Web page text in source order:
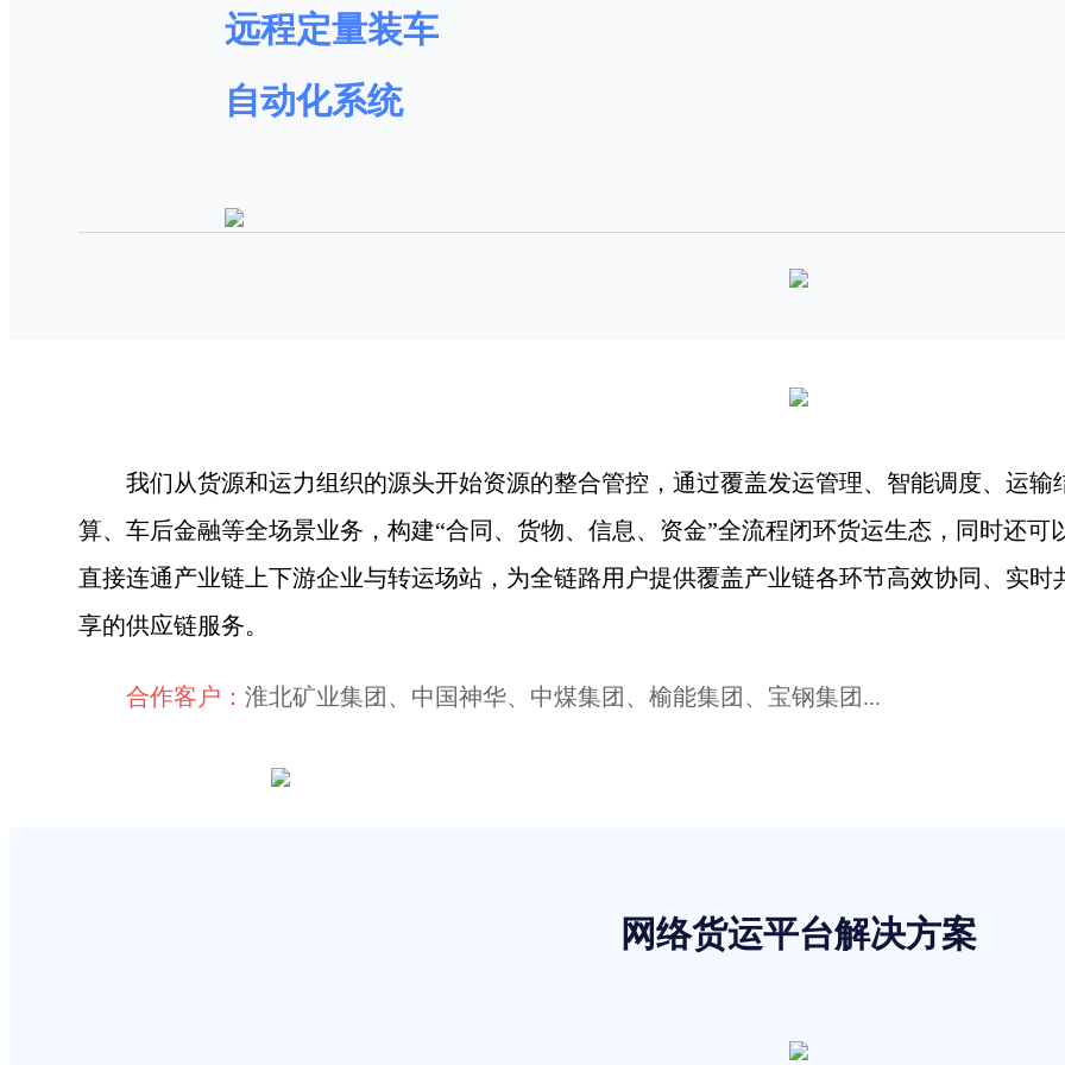
远程定量装车
自动化系统
我们从货源和运力组织的源头开始资源的整合管控，通过覆盖发运管理、智能调度、运输
算、车后金融等全场景业务，构建“合同、货物、信息、资金”全流程闭环货运生态，同时还可
直接连通产业链上下游企业与转运场站，为全链路用户提供覆盖产业链各环节高效协同、实时
享的供应链服务。
合作客户： 淮北矿业集团、中国神华、中煤集团、榆能集团、宝钢集团...
网络货运平台解决方案